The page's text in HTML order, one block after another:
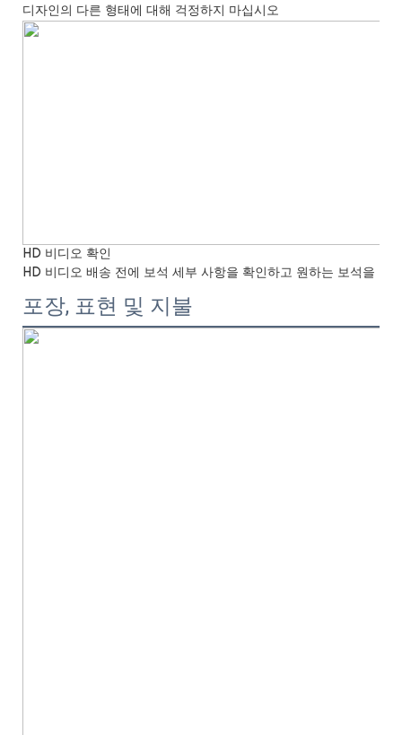
디자인의 다른 형태에 대해 걱정하지 마십시오
HD 비디오 확인
HD 비디오 배송 전에 보석 세부 사항을 확인하고 원하는 보석을 얻
포장, 표현 및 지불